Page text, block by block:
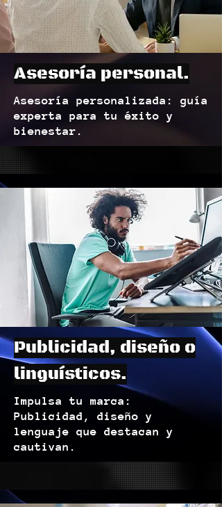
Asesoría personal.
Asesoría personalizada: guía
experta para tu éxito y
bienestar.
Publicidad, diseño o
linguísticos.
Impulsa tu marca:
Publicidad, diseño y
lenguaje que destacan y
cautivan.